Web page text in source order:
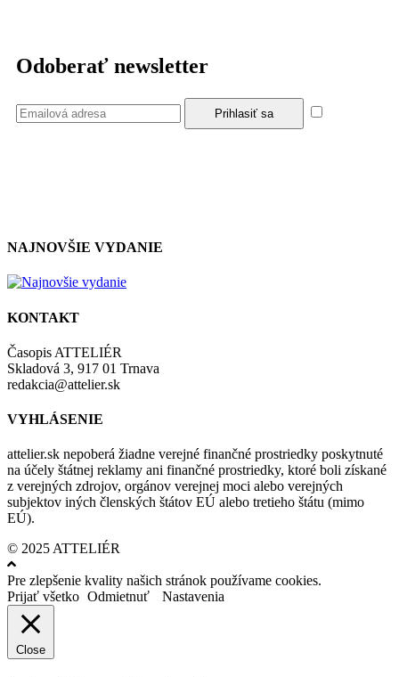
Odoberať newsletter
NAJNOVŠIE VYDANIE
KONTAKT
Časopis ATTELIÉR
Skladová 3, 917 01 Trnava
redakcia@attelier.sk
VYHLÁSENIE
attelier.sk nepoberá žiadne verejné finančné prostriedky poskytnuté
na účely štátnej reklamy ani finančné prostriedky, ktoré boli získané
z verejných zdrojov, orgánov verejnej moci alebo verejných
subjektov iných členských štátov EÚ alebo tretieho štátu (mimo
EÚ).
© 2025 ATTELIÉR
Pre zlepšenie kvality našich stránok používame cookies.
Prijať všetko Odmietnuť Nastavenia
Close